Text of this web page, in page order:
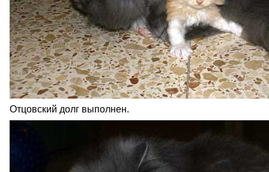
Отцовский долг выполнен.